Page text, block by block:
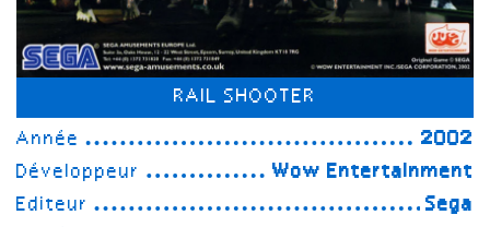
RAIL SHOOTER
Année
2002
Développeur
Wow Entertainment
Editeur
Sega